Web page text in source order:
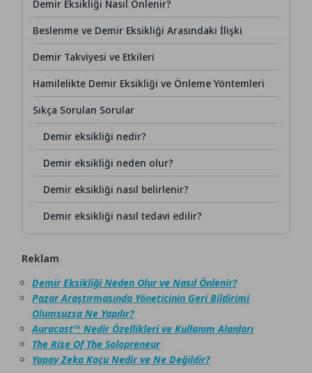
Demir Eksikliği Nasıl Önlenir?
Beslenme ve Demir Eksikliği Arasındaki İlişki
Demir Takviyesi ve Etkileri
Hamilelikte Demir Eksikliği ve Önleme Yöntemleri
Sıkça Sorulan Sorular
Demir eksikliği nedir?
Demir eksikliği neden olur?
Demir eksikliği nasıl belirlenir?
Demir eksikliği nasıl tedavi edilir?
Reklam
Demir Eksikliği Neden Olur ve Nasıl Önlenir?
Pazar Araştırmasında Yöneticinin Geri Bildirimi
Olumsuzsa Ne Yapılır?
Auracast™ Nedir Özellikleri ve Kullanım Alanları
The Rise Of The Solopreneur
Yapay Zeka Koçu Nedir ve Ne Değildir?